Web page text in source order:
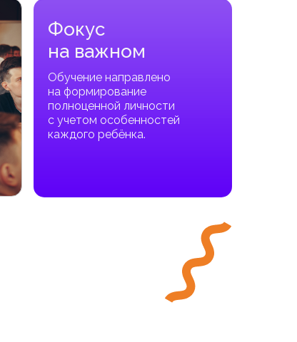
Фокус
на важном
Обучение направлено
на формирование
полноценной личности
с учетом особенностей
каждого ребёнка.